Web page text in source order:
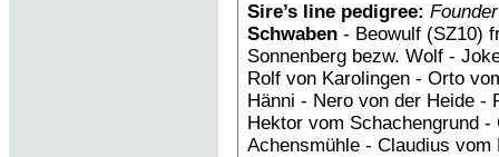
Sire’s line pedigree: Founder
Schwaben - Beowulf (SZ10)
Sonnenberg bezw. Wolf -
Rolf von Karolingen - Orto
Hänni - Nero von der Heide -
Hektor vom Schachengrund -
Achensmühle - Claudius vom